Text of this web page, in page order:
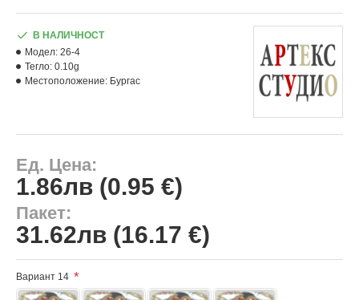
Вариант 14
Ед. Цена:
1.86лв (0.95 €)
Пакет:
31.62лв (16.17 €)
В НАЛИЧНОСТ
Модел: 26-4
Тегло: 0.10g
Местоположение: Бургас